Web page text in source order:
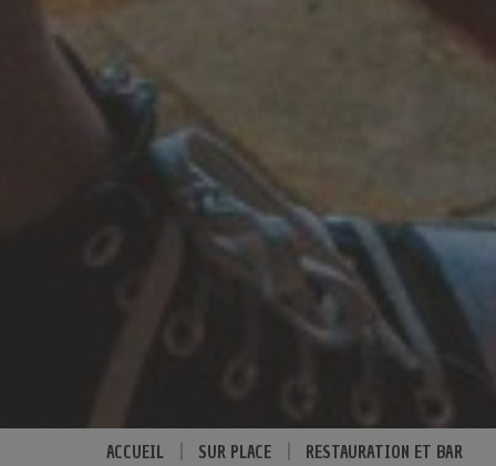
ACCUEIL SUR PLACE RESTAURATION ET BAR